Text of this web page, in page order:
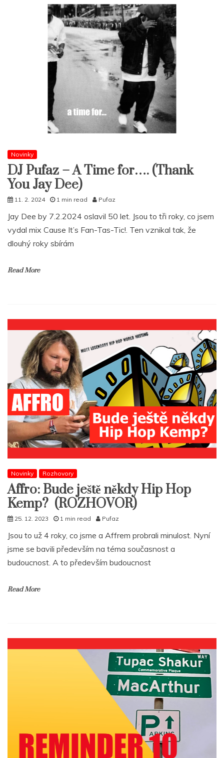
Novinky
DJ Pufaz – A Time for…. (Thank
You Jay Dee)
11. 2. 2024 1 min read Pufaz
Jay Dee by 7.2.2024 oslavil 50 let. Jsou to tři roky, co jsem
vydal mix Cause It’s Fan-Tas-Tic!. Ten vznikal tak, že
dlouhý roky sbírám
Read More
Novinky Rozhovory
Affro: Bude ještě někdy Hip Hop
Kemp? (ROZHOVOR)
25. 12. 2023 1 min read Pufaz
Jsou to už 4 roky, co jsme a Affrem probrali minulost. Nyní
jsme se bavili především na téma současnost a
budoucnost. A to především budoucnost
Read More